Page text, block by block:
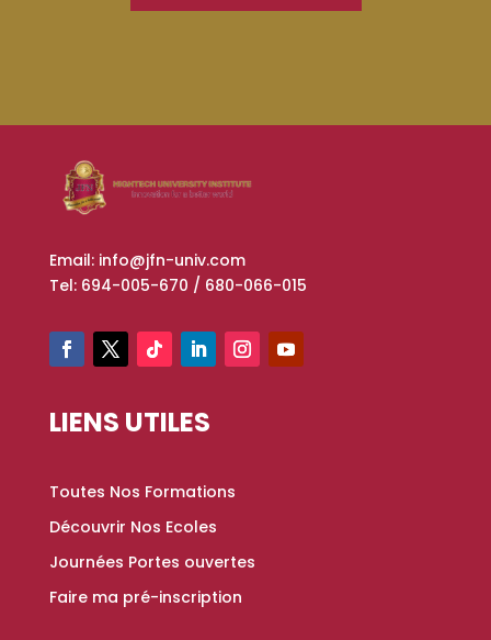
Email: info@jfn-univ.com
Tel: 694-005-670 / 680-066-015
LIENS UTILES
Toutes Nos Formations
Découvrir Nos Ecoles
Journées Portes ouvertes
Faire ma pré-inscription